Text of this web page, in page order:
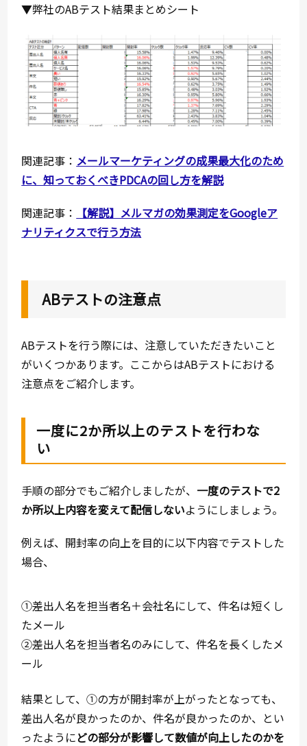
▼弊社のABテスト結果まとめシート
関連記事： メールマーケティングの成果最大化のため
に、知っておくべきPDCAの回し方を解説
関連記事：
【解説】メルマガの効果測定をGoogleア
ナリティクスで行う方法
ABテストの注意点
ABテストを行う際には、注意していただきたいこと
がいくつかあります。ここからはABテストにおける
注意点をご紹介します。
一度に2か所以上のテストを行わな
い
手順の部分でもご紹介しましたが、 一度のテストで2
か所以上内容を変えて配信しないようにしましょう。
例えば、開封率の向上を目的に以下内容でテストした
場合、
①差出人名を担当者名＋会社名にして、件名は短くし
たメール
②差出人名を担当者名のみにして、件名を長くしたメ
ール
結果として、①の方が開封率が上がったとなっても、
差出人名が良かったのか、件名が良かったのか、とい
ったようにどの部分が影響して数値が向上したのかを